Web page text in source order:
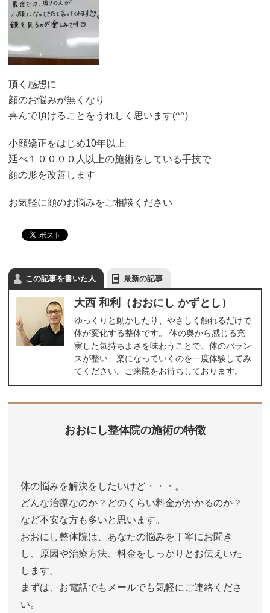
頂く感想に
顔のお悩みが無くなり
喜んで頂けることをうれしく思います(^^)
小顔矯正をはじめ10年以上
延べ１００００人以上の施術をしている手技で
顔の形を改善します
お気軽に顔のお悩みをご相談ください
この記事を書いた人 最新の記事
大西 和利（おおにし かずとし）
ゆっくりと動かしたり、やさしく触れるだけで
体が変化する整体です。 体の奥から感じる充
実した気持ちよさを味わうことで、体のバラン
スが整い、楽になっていくのを一度体験してみ
てください。ご来院をお待ちしております。
おおにし整体院の施術の特徴
体の悩みを解決をしたいけど・・・。
どんな治療なのか？どのくらい料金がかかるのか？
など不安な方も多いと思います。
おおにし整体院は、あなたの悩みを丁寧にお聞き
し、原因や治療方法、料金をしっかりとお伝えいた
します。
まずは、お電話でもメールでも気軽にご連絡くださ
い。